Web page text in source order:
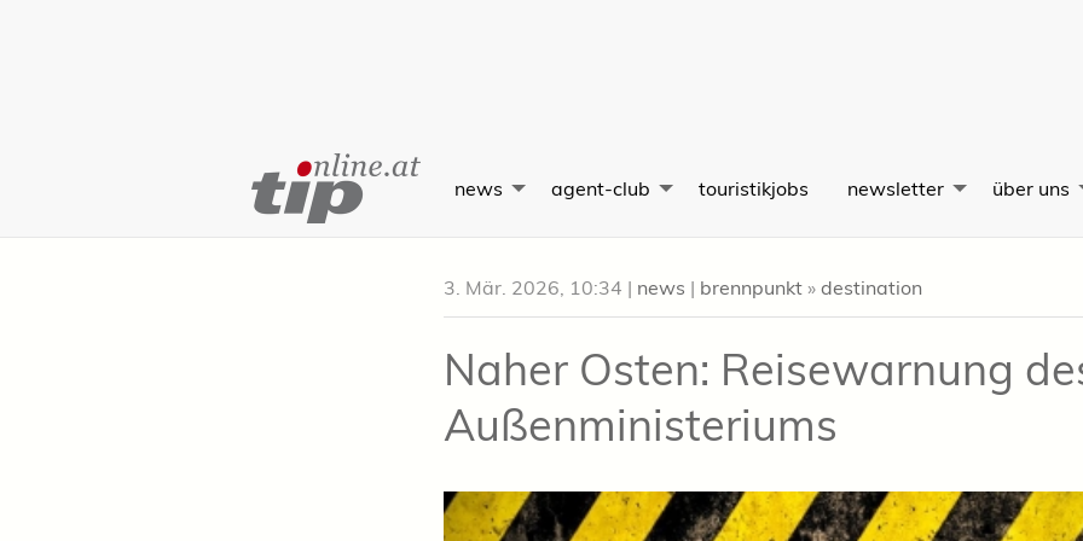
Content
news agent-club touristikjobs newsletter über uns
3. Mär. 2026, 10:34 | news | brennpunkt » destination
Naher Osten: Reisewarnung
Außenministeriums